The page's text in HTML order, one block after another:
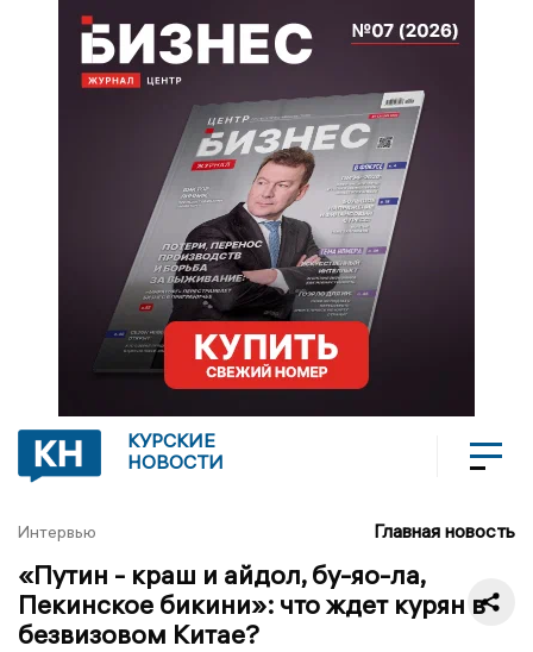
КУРСКИЕ
НОВОСТИ
Интервью Главная новость
«Путин - краш и айдол, бу-яо-ла,
Пекинское бикини»: что ждет курян в
безвизовом Китае?